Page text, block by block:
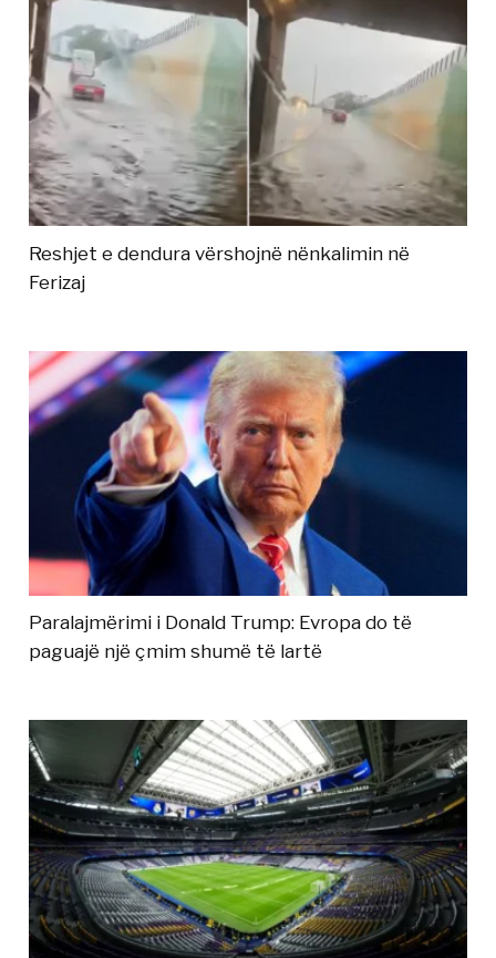
Reshjet e dendura vërshojnë nënkalimin në
Ferizaj
Paralajmërimi i Donald Trump: Evropa do të
paguajë një çmim shumë të lartë